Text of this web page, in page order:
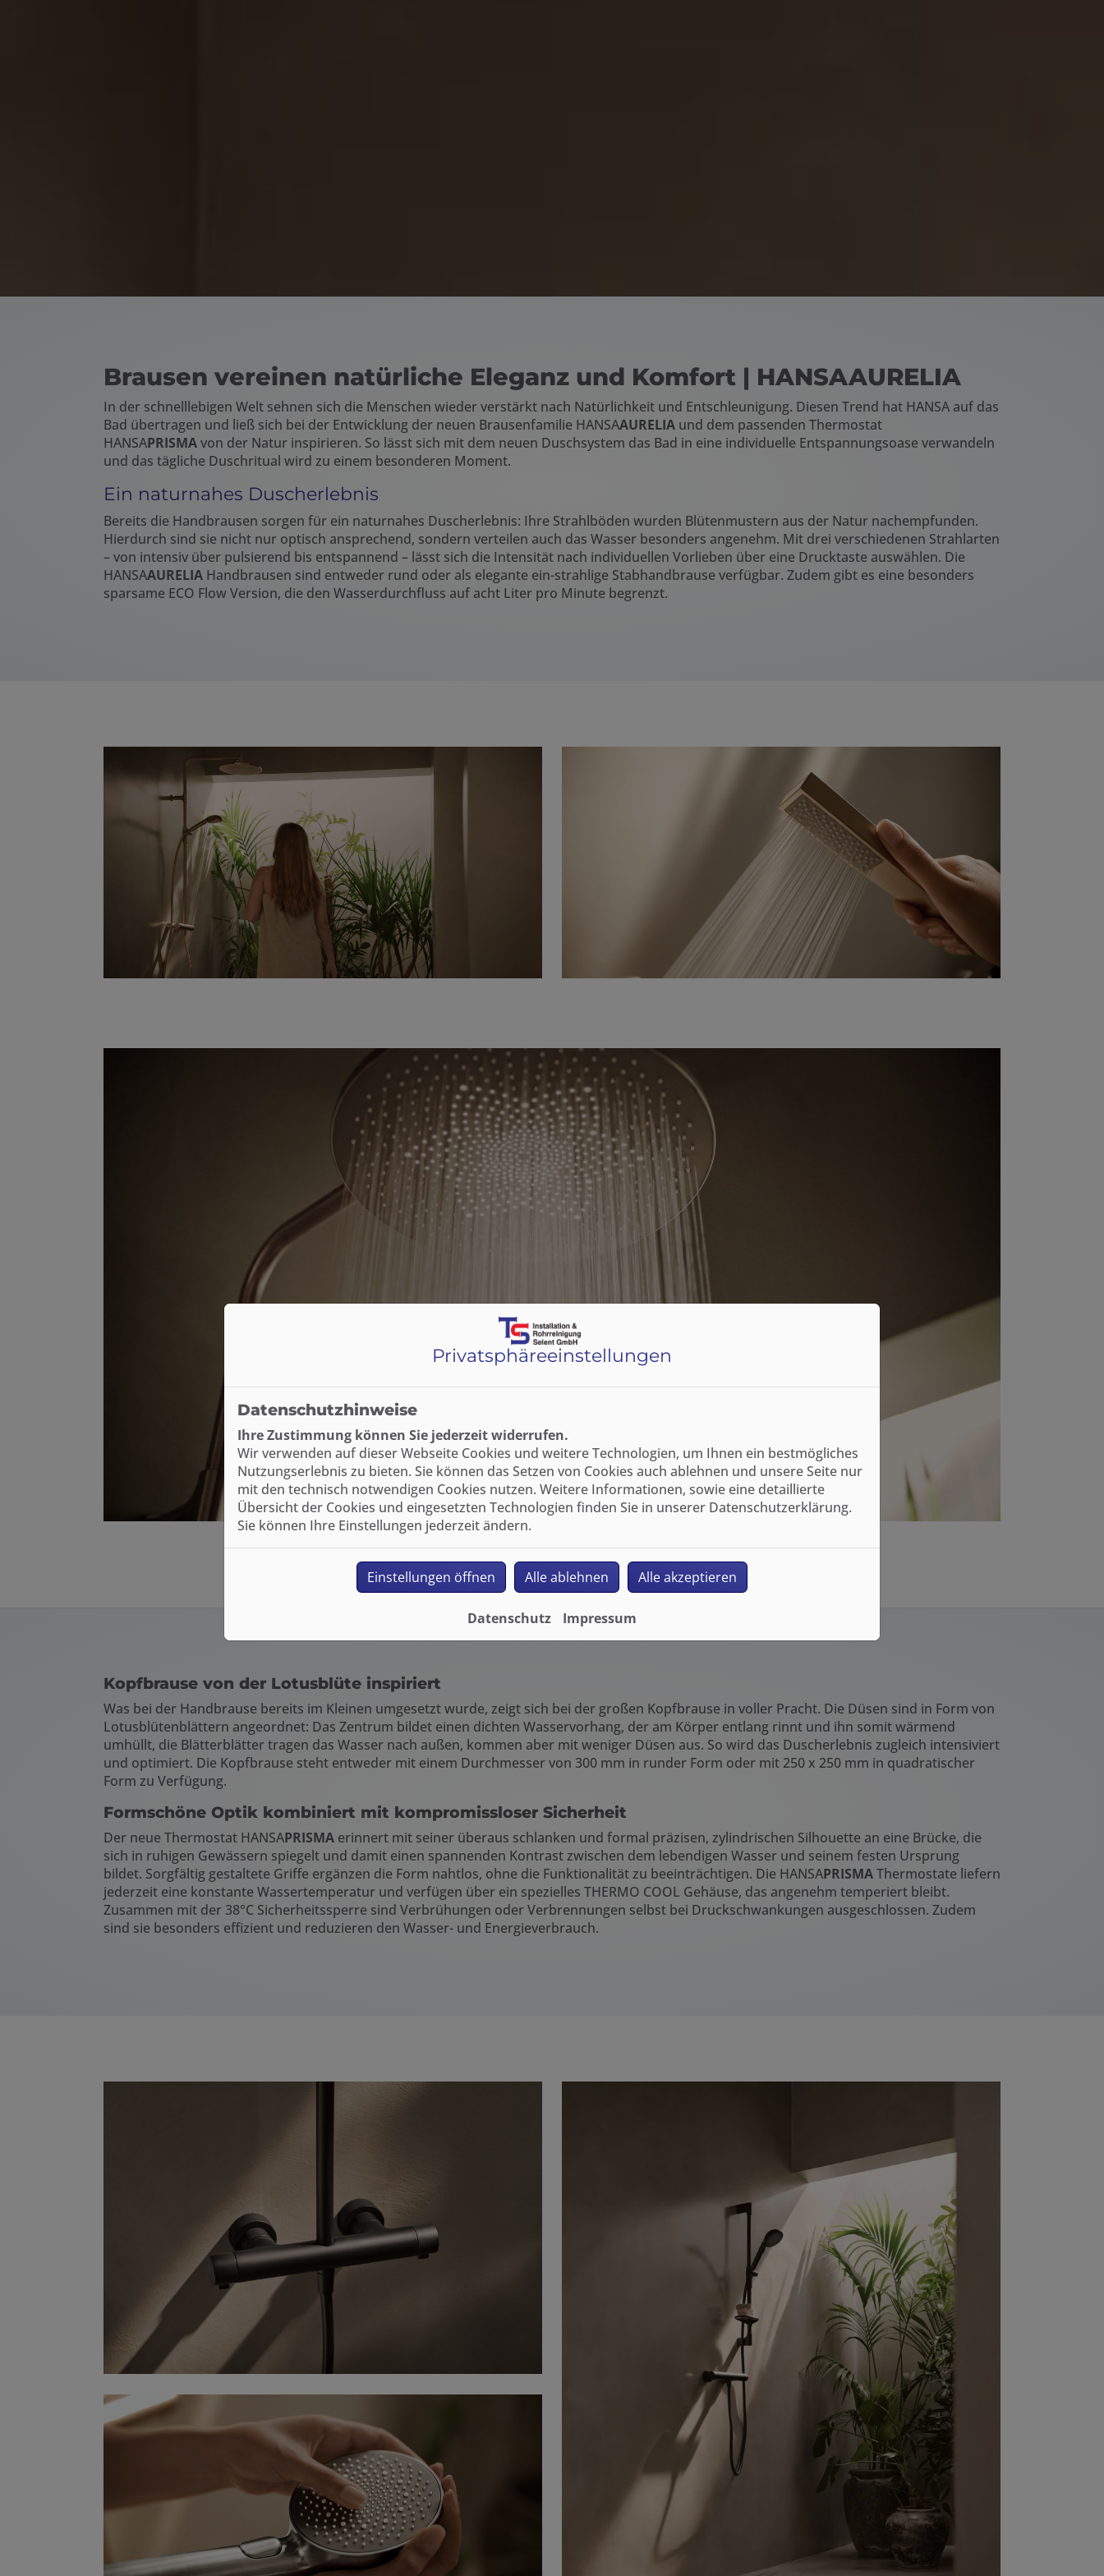
Brausen vereinen natürliche Eleganz und Komfort | HANSAAURELIA
In der schnelllebigen Welt sehnen sich die Menschen wieder verstärkt nach Natürlichkeit und Entschleunigung. Diesen Trend hat HANSA auf das
Bad übertragen und ließ sich bei der Entwicklung der neuen Brausenfamilie HANSAAURELIA und dem passenden Thermostat
HANSAPRISMAvon der Natur inspirieren. So lässt sich mit dem neuen Duschsystem das Bad in eine individuelle Entspannungsoase verwandeln
und das tägliche Duschritual wird zu einem besonderen Moment.
Ein naturnahes Duscherlebnis
Bereits die Handbrausen sorgen für ein naturnahes Duscherlebnis: Ihre Strahlböden wurden Blütenmustern aus der Natur nachempfunden.
Hierdurch sind sie nicht nur optisch ansprechend, sondern verteilen auch das Wasser besonders angenehm. Mit drei verschiedenen Strahlarten
– von intensiv über pulsierend bis entspannend – lässt sich die Intensität nach individuellen Vorlieben über eine Drucktaste auswählen. Die
HANSAAURELIA Handbrausen sind entweder rund oder als elegante ein-strahlige Stabhandbrause verfügbar. Zudem gibt es eine besonders
sparsame ECO Flow Version, die den Wasserdurchfluss auf acht Liter pro Minute begrenzt.
Kopfbrause von der Lotusblüte inspiriert
Was bei der Handbrause bereits im Kleinen umgesetzt wurde, zeigt sich bei der großen Kopfbrause in voller Pracht. Die Düsen sind in Form von
Lotusblütenblättern angeordnet: Das Zentrum bildet einen dichten Wasservorhang, der am Körper entlang rinnt und ihn somit wärmend
umhüllt, die Blätterblätter tragen das Wasser nach außen, kommen aber mit weniger Düsen aus. So wird das Duscherlebnis zugleich intensiviert
und optimiert. Die Kopfbrause steht entweder mit einem Durchmesser von 300 mm in runder Form oder mit 250 x 250 mm in quadratischer
Form zu Verfügung.
Formschöne Optik kombiniert mit kompromissloser Sicherheit
Der neue Thermostat HANSAPRISMA erinnert mit seiner überaus schlanken und formal präzisen, zylindrischen Silhouette an eine Brücke, die
sich in ruhigen Gewässern spiegelt und damit einen spannenden Kontrast zwischen dem lebendigen Wasser und seinem festen Ursprung
bildet. Sorgfältig gestaltete Griffe ergänzen die Form nahtlos, ohne die Funktionalität zu beeinträchtigen. Die HANSAPRISMAThermostate liefern
jederzeit eine konstante Wassertemperatur und verfügen über ein spezielles THERMO COOL Gehäuse, das angenehm temperiert bleibt.
Zusammen mit der 38°C Sicherheitssperre sind Verbrühungen oder Verbrennungen selbst bei Druckschwankungen ausgeschlossen. Zudem
sind sie besonders effizient und reduzieren den Wasser- und Energieverbrauch.
Privatsphäre­einstellungen
Datenschutzhinweise
Ihre Zustimmung können Sie jederzeit widerrufen.
Wir verwenden auf dieser Webseite Cookies und weitere Technologien, um Ihnen ein bestmögliches
Nutzungserlebnis zu bieten. Sie können das Setzen von Cookies auch ablehnen und unsere Seite nur
mit den technisch notwendigen Cookies nutzen. Weitere Informationen, sowie eine detaillierte
Übersicht der Cookies und eingesetzten Technologien finden Sie in unserer Datenschutzerklärung.
Sie können Ihre Einstellungen jederzeit ändern.
Einstellungen öffnen Alle ablehnen Alle akzeptieren
Datenschutz Impressum